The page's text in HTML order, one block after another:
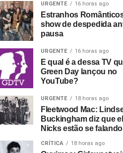
URGENTE 16 horas ago
Estranhos
show de despedida
pausa
URGENTE 16 horas ago
E qual é a dessa TV
Green Day lançou no
YouTube?
URGENTE 18 horas ago
Fleetwood Mac:
Buckingham diz que
Nicks estão se falando
CRÍTICA 18 horas ago